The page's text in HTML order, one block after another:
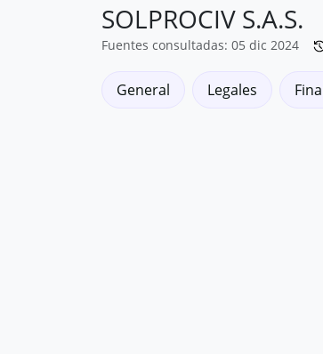
SOLPROCIV S.A.S.
Fuentes consultadas: 05 dic 2024
General Legales